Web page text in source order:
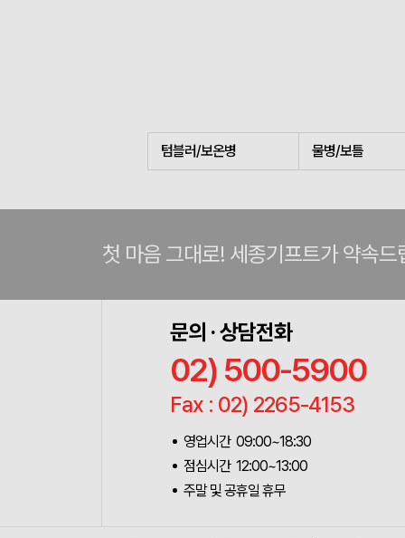
텀블러/보온병 물병/보틀
첫 마음 그대로! 세종기프트가 약속드
문의 · 상담전화
02) 500-5900
Fax : 02) 2265-4153
영업시간 09:00~18:30
점심시간 12:00~13:00
주말 및 공휴일 휴무